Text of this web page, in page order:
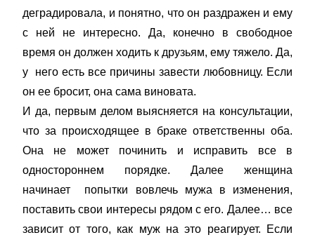
деградировала, и понятно, что он раздражен и ему
с ней не интересно. Да, конечно в свободное
время он должен ходить к друзьям, ему тяжело. Да,
у него есть все причины завести любовницу. Если
он ее бросит, она сама виновата.
И да, первым делом выясняется на консультации,
что за происходящее в браке ответственны оба.
Она не может починить и исправить все в
одностороннем порядке. Далее женщина
начинает попытки вовлечь мужа в изменения,
поставить свои интересы рядом с его. Далее… все
зависит от того, как муж на это реагирует. Если